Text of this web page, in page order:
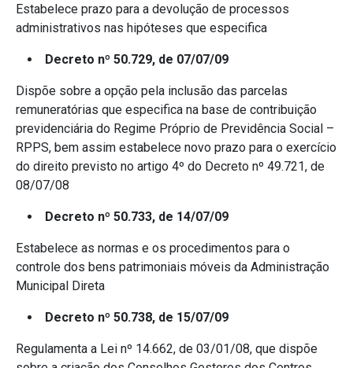
Estabelece prazo para a devolução de processos
administrativos nas hipóteses que especifica
Decreto nº 50.729, de 07/07/09
Dispõe sobre a opção pela inclusão das parcelas
remuneratórias que especifica na base de contribuição
previdenciária do Regime Próprio de Previdência Social –
RPPS, bem assim estabelece novo prazo para o exercício
do direito previsto no artigo 4º do Decreto nº 49.721, de
08/07/08
Decreto nº 50.733, de 14/07/09
Estabelece as normas e os procedimentos para o
controle dos bens patrimoniais móveis da Administração
Municipal Direta
Decreto nº 50.738, de 15/07/09
Regulamenta a Lei nº 14.662, de 03/01/08, que dispõe